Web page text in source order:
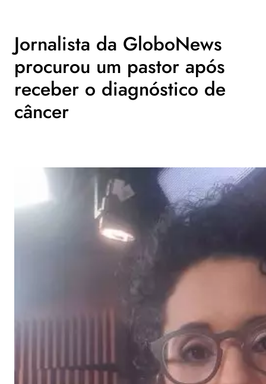
Jornalista da GloboNews
procurou um pastor após
receber o diagnóstico de
câncer